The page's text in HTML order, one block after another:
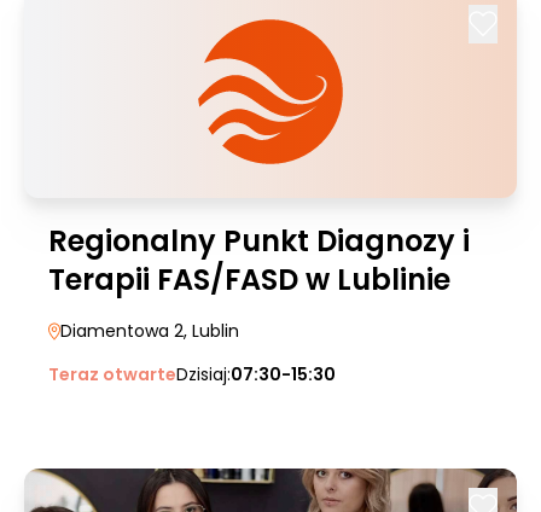
Regionalny Punkt Diagnozy i
Terapii FAS/FASD w Lublinie
Diamentowa 2, Lublin
Teraz otwarteDzisiaj:07:30-15:30